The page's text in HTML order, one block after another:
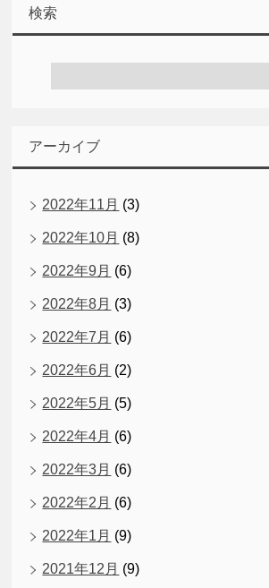
検索
アーカイブ
2022年11月 (3)
2022年10月 (8)
2022年9月 (6)
2022年8月 (3)
2022年7月 (6)
2022年6月 (2)
2022年5月 (5)
2022年4月 (6)
2022年3月 (6)
2022年2月 (6)
2022年1月 (9)
2021年12月 (9)